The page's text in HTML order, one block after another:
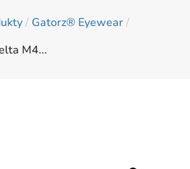
/ Gatorz® Eyewear/
M4...